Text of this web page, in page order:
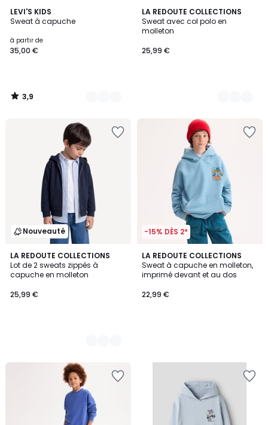
LEVI'S KIDS
Sweat à capuche
à partir de
35,00 €
3,9
/ 5
3
Couleurs
3,9
/
LA REDOUTE COLLECTIONS
Sweat avec col polo en
molleton
25,99 €
3
Couleurs
Nouveauté
LA REDOUTE COLLECTIONS
Lot de 2 sweats zippés à
capuche en molleton
25,99 €
2
Couleurs
-15% DÈS 2*
LA REDOUTE COLLECTIONS
Sweat à capuche en molleton,
imprimé devant et au dos
22,99 €